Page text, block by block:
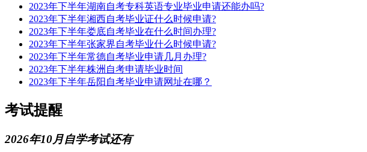
2023年下半年湖南自考专科英语专业毕业申请还能办吗?
2023年下半年湘西自考毕业证什么时候申请?
2023年下半年娄底自考毕业在什么时间办理?
2023年下半年张家界自考毕业什么时候申请?
2023年下半年常德自考毕业申请几月办理?
2023年下半年株洲自考申请毕业时间
2023年下半年岳阳自考毕业申请网址在哪？
考试提醒
2026年10月自学考试还有